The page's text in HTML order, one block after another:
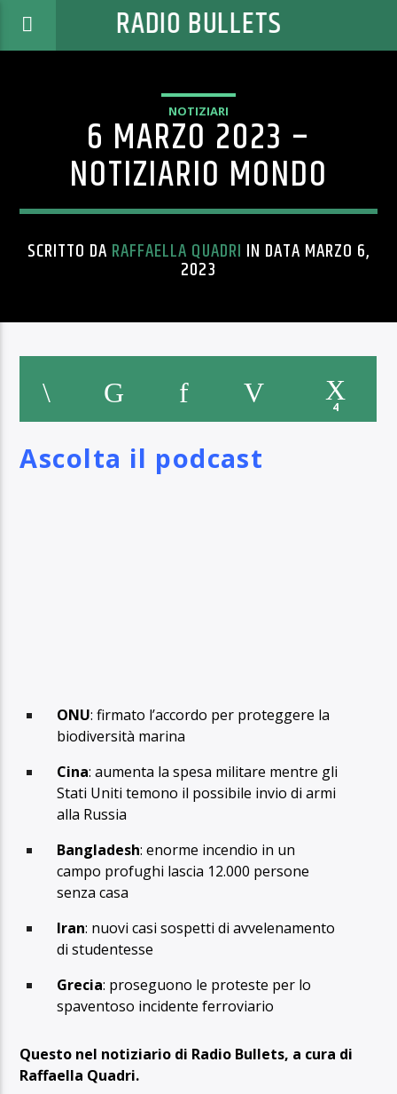
RADIO BULLETS
NOTIZIARI
6 MARZO 2023 –
NOTIZIARIO MONDO
SCRITTO DA RAFFAELLA QUADRI IN DATA MARZO 6,
2023
4
Ascolta il podcast
ONU: firmato l’accordo per proteggere la
biodiversità marina
Cina: aumenta la spesa militare mentre gli
Stati Uniti temono il possibile invio di armi
alla Russia
Bangladesh: enorme incendio in un
campo profughi lascia 12.000 persone
senza casa
Iran: nuovi casi sospetti di avvelenamento
di studentesse
Grecia: proseguono le proteste per lo
spaventoso incidente ferroviario
Questo nel notiziario di Radio Bullets, a cura di
Raffaella Quadri.